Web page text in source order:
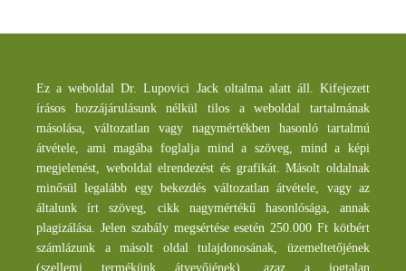
Ez a weboldal Dr. Lupovici Jack oltalma alatt áll. Kifejezett
írásos hozzájárulásunk nélkül tilos a weboldal tartalmának
másolása, változatlan vagy nagymértékben hasonló tartalmú
átvétele, ami magába foglalja mind a szöveg, mind a képi
megjelenést, weboldal elrendezést és grafikát. Másolt oldalnak
minősül legalább egy bekezdés változatlan átvétele, vagy az
általunk írt szöveg, cikk nagymértékű hasonlósága, annak
plagizálása. Jelen szabály megsértése esetén 250.000 Ft kötbért
számlázunk a másolt oldal tulajdonosának, üzemeltetőjének
(szellemi termékünk átvevőjének), azaz a jogtalan